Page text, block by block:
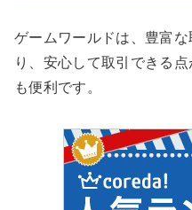
ゲームワールドは、豊富
り、安心して取引できる
も便利です。